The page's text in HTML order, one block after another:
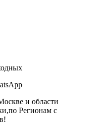
и области
Регионам с